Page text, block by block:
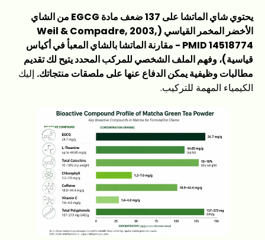
يحتوي شاي الماتشا على 137 ضعف مادة EGCG من الشاي
الأخضر المخمر القياسي (Weil & Compadre, 2003,
PMID 14518774 - مقارنة الماتشا بالشاي المعبأ في أكياس
قياسية)، وفهم الملف الشخصي للمركب المحدد يتيح لك تقديم
مطالبات وظيفية يمكن الدفاع عنها على ملصقات منتجاتك. إليك
الكيمياء المهمة للتركيب.